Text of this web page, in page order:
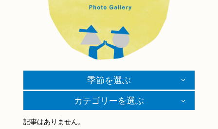
季節を選ぶ
カテゴリーを選ぶ
記事はありません。